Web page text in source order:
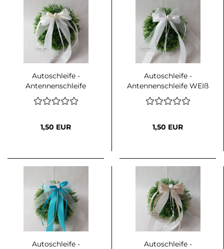
Autoschleife -
Antennenschleife
WEIß-CREME
1,50 EUR
Autoschleife -
Antennenschleife WEIß
1,50 EUR
Autoschleife -
Autoschleife -